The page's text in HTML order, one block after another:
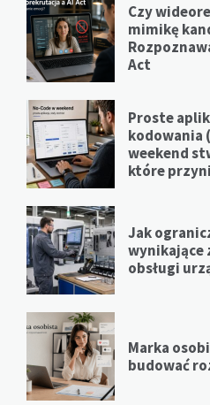
Czy
mimikę
Act
Proste
kodowania
weekend
które
Jak
wynikające
obsługi
Marka
budować